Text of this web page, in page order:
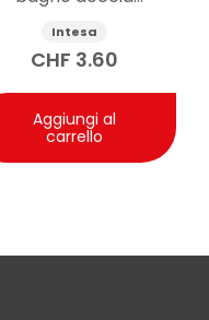
Aloe 250ml
Intesa
CHF 3.60
Aggiungi al
carrello